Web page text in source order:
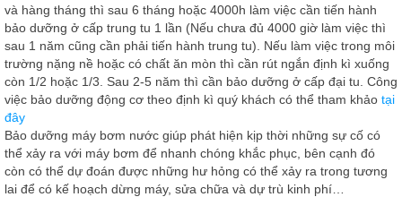
và hàng tháng thì sau 6 tháng hoặc 4000h làm việc cần tiến hành
bảo dưỡng ở cấp trung tu 1 lần (Nếu chưa đủ 4000 giờ làm việc thì
sau 1 năm cũng cần phải tiến hành trung tu). Nếu làm việc trong môi
trường nặng nề hoặc có chất ăn mòn thì cần rút ngắn định kì xuống
còn 1/2 hoặc 1/3. Sau 2-5 năm thì cần bảo dưỡng ở cấp đại tu. Công
việc bảo dưỡng động cơ theo định kì quý khách có thể tham khảo tại
đây
Bảo dưỡng máy bơm nước giúp phát hiện kịp thời những sự cố có
thể xảy ra với máy bơm để nhanh chóng khắc phục, bên cạnh đó
còn có thể dự đoán được những hư hỏng có thể xảy ra trong tương
lai để có kế hoạch dừng máy, sửa chữa và dự trù kinh phí…